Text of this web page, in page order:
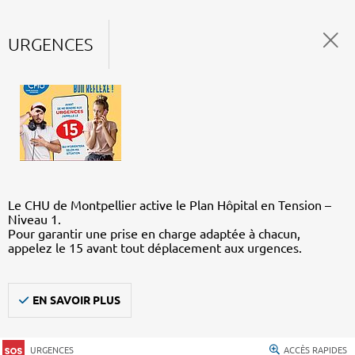
URGENCES
Le CHU de Montpellier active le Plan Hôpital en Tension –
Niveau 1.
Pour garantir une prise en charge adaptée à chacun,
appelez le 15 avant tout déplacement aux urgences.
EN SAVOIR PLUS
URGENCES ACCÈS RAPIDES